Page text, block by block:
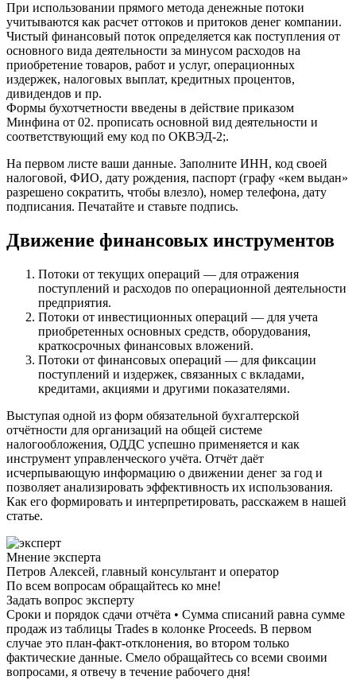
При использовании прямого метода денежные потоки
учитываются как расчет оттоков и притоков денег компании.
Чистый финансовый поток определяется как поступления от
основного вида деятельности за минусом расходов на
приобретение товаров, работ и услуг, операционных
издержек, налоговых выплат, кредитных процентов,
дивидендов и пр.
Формы бухотчетности введены в действие приказом
Минфина от 02. прописать основной вид деятельности и
соответствующий ему код по ОКВЭД-2;.
На первом листе ваши данные. Заполните ИНН, код своей
налоговой, ФИО, дату рождения, паспорт (графу «кем выдан»
разрешено сократить, чтобы влезло), номер телефона, дату
подписания. Печатайте и ставьте подпись.
Движение финансовых инструментов
Потоки от текущих операций — для отражения
поступлений и расходов по операционной деятельности
предприятия.
Потоки от инвестиционных операций — для учета
приобретенных основных средств, оборудования,
краткосрочных финансовых вложений.
Потоки от финансовых операций — для фиксации
поступлений и издержек, связанных с вкладами,
кредитами, акциями и другими показателями.
Выступая одной из форм обязательной бухгалтерской
отчётности для организаций на общей системе
налогообложения, ОДДС успешно применяется и как
инструмент управленческого учёта. Отчёт даёт
исчерпывающую информацию о движении денег за год и
позволяет анализировать эффективность их использования.
Как его формировать и интерпретировать, расскажем в нашей
статье.
Мнение эксперта
Петров Алексей, главный консультант и оператор
По всем вопросам обращайтесь ко мне!
Задать вопрос эксперту
Сроки и порядок сдачи отчёта • Сумма списаний равна сумме
продаж из таблицы Trades в колонке Proceeds. В первом
случае это план-факт-отклонения, во втором только
фактические данные. Смело обращайтесь со всеми своими
вопросами, я отвечу в течение рабочего дня!